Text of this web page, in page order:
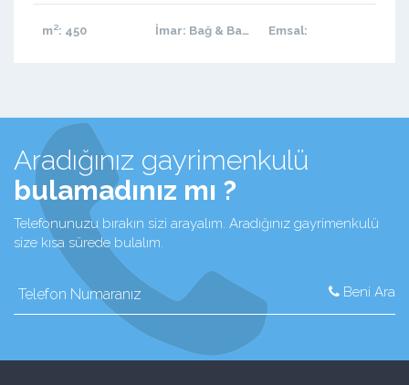
m²: 450 İmar: Bağ & Bahçe Emsal:
Aradığınız gayrimenkulü
bulamadınız mı ?
Telefonunuzu bırakın sizi arayalım. Aradığınız gayrimenkulü
size kısa sürede bulalım.
Beni Ara